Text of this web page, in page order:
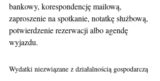
bankowy, korespondencję mailową,
zaproszenie na spotkanie, notatkę służbową,
potwierdzenie rezerwacji albo agendę
wyjazdu.
Wydatki niezwiązane z działalnością gospodarczą